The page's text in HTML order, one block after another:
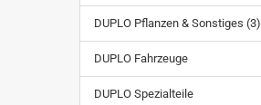
DUPLO Pflanzen & Sonstiges (3)
DUPLO Fahrzeuge
DUPLO Spezialteile